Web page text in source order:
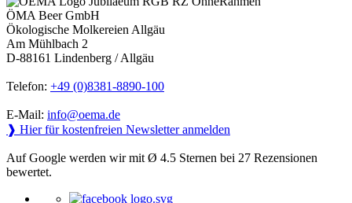
ÖMA Beer GmbH
Ökologische Molkereien Allgäu
Am Mühlbach 2
D-88161 Lindenberg / Allgäu
Telefon: +49 (0)8381-8890-100
E-Mail: info@oema.de
❱ Hier für kostenfreien Newsletter anmelden
Auf Google werden wir mit Ø 4.5 Sternen bei 27 Rezensionen
bewertet.